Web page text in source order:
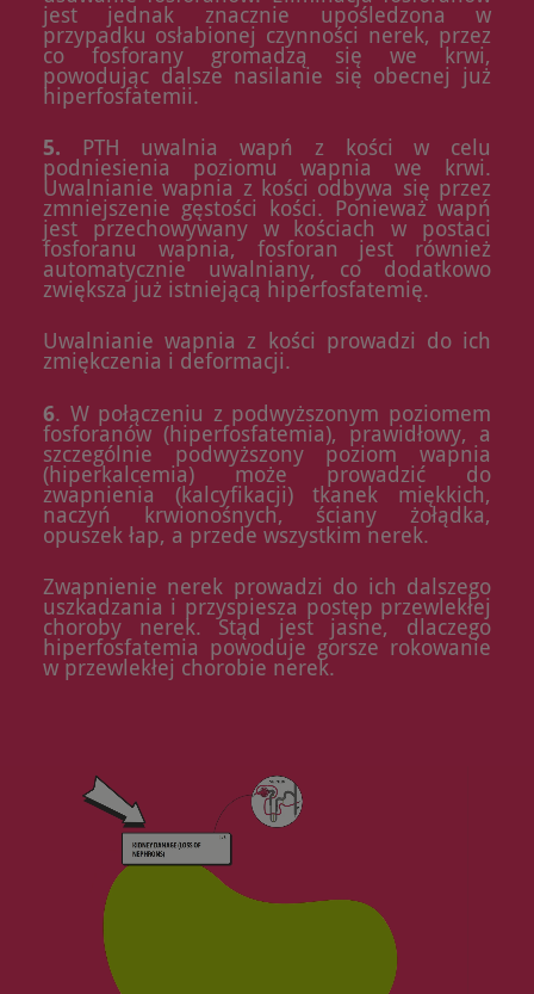
jest jednak znacznie upośledzona w
przypadku osłabionej czynności nerek, przez
co fosforany gromadzą się we krwi,
powodując dalsze nasilanie się obecnej już
hiperfosfatemii.
5.
PTH uwalnia wapń z kości w celu
podniesienia poziomu wapnia we krwi.
Uwalnianie wapnia z kości odbywa się przez
zmniejszenie gęstości kości. Ponieważ wapń
jest przechowywany w kościach w postaci
fosforanu wapnia, fosforan jest również
automatycznie uwalniany, co dodatkowo
zwiększa już istniejącą hiperfosfatemię.
Uwalnianie wapnia z kości prowadzi do ich
zmiękczenia i deformacji.
6. W połączeniu z podwyższonym poziomem
fosforanów (hiperfosfatemia), prawidłowy, a
szczególnie podwyższony poziom wapnia
(hiperkalcemia) może prowadzić do
zwapnienia (kalcyfikacji) tkanek miękkich,
naczyń krwionośnych, ściany żołądka,
opuszek łap, a przede wszystkim nerek.
Zwapnienie nerek prowadzi do ich dalszego
uszkadzania i przyspiesza postęp przewlekłej
choroby nerek. Stąd jest jasne, dlaczego
hiperfosfatemia powoduje gorsze rokowanie
w przewlekłej chorobie nerek.